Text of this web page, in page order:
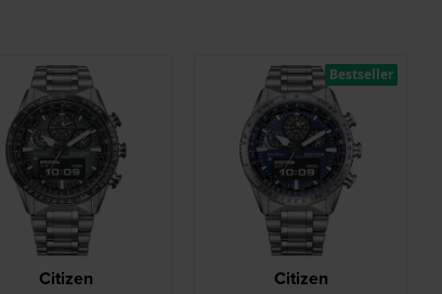
Citizen Citizen
Bestseller